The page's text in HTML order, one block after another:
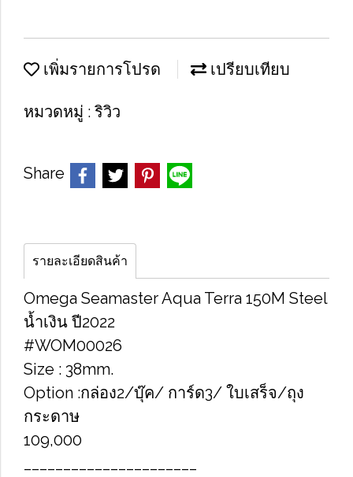
เพิ่มรายการโปรด เปรียบเทียบ
หมวดหมู่ : ริวิว
Share
รายละเอียดสินค้า
Omega Seamaster Aqua Terra 150M Steel
น้ำเงิน ปี2022
#WOM00026
Size : 38mm.
Option :กล่อง2/บุ๊ค/ การ์ด3/ ใบเสร็จ/ถุง
กระดาษ
109,000